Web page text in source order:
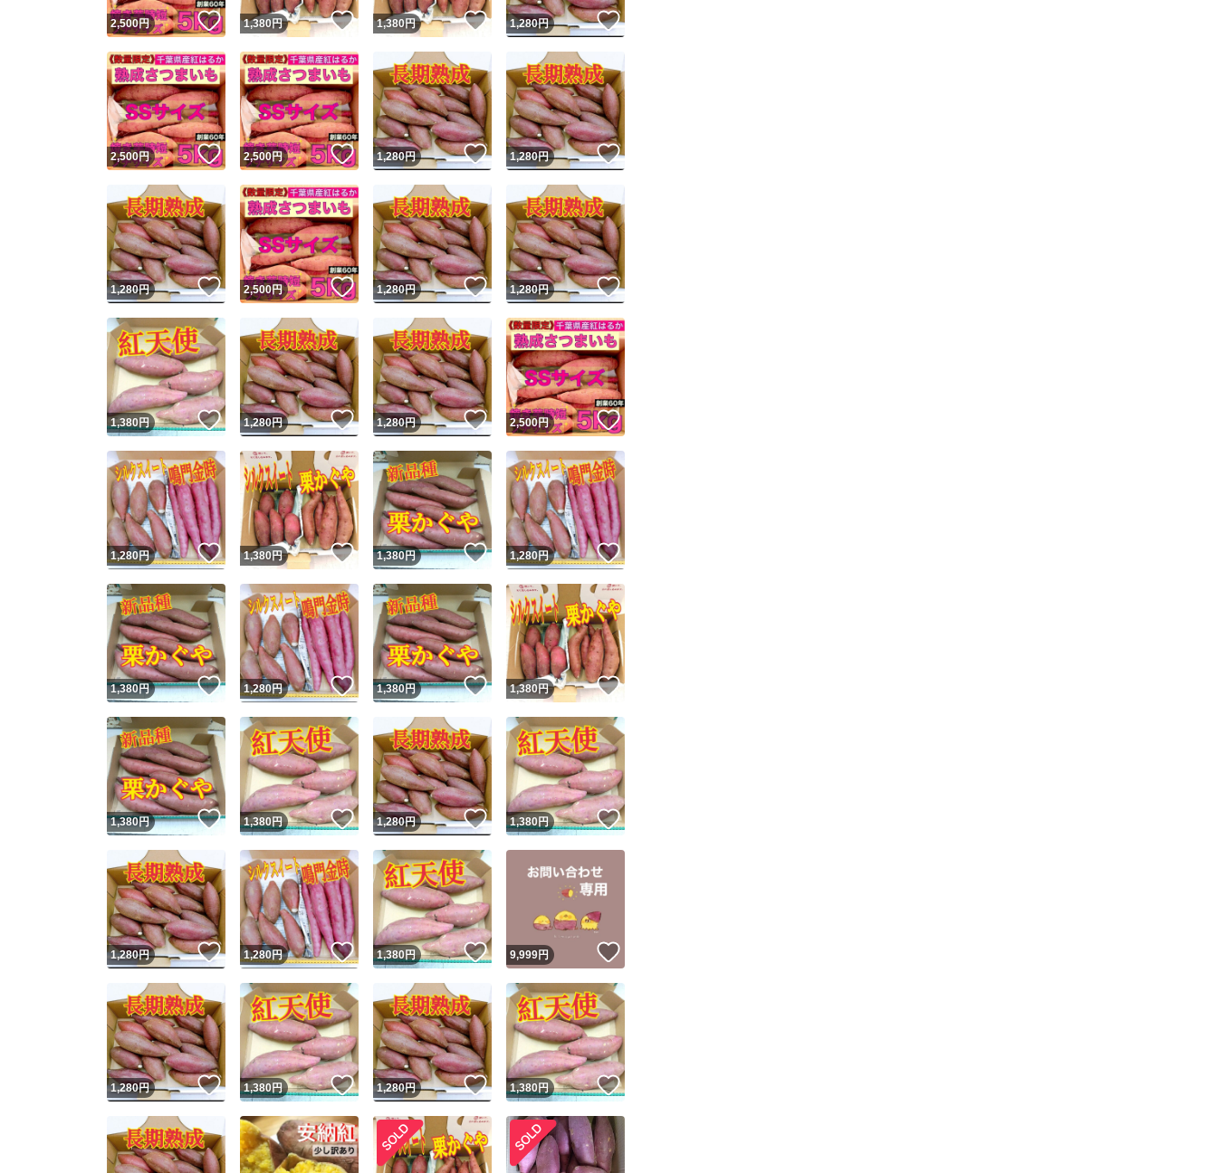
他フリマ実績◯+ このユーザーは他フリマサービスでの取引実績があります
スピード&安心発送
※このバッジは実績に基づく表示であり、発送を保証しているものではありません
スピード＆安心発送
このユーザーは高頻度で24時間以内＆設定した発送日数内に発送してい
ます
スピード発送 このユーザーは高頻度で24時間以内に発送しています
安心発送 このユーザーは設定した発送日数内に発送しています
出品ページへ
キャンセル
2,500円 いいね！
1,380円 いいね！
1,380円 いいね！
1,280円 いいね！
2,500円 いいね！
2,500円 いいね！
1,280円 いいね！
1,280円 いいね！
1,280円 いいね！
2,500円 いいね！
1,280円 いいね！
1,280円 いいね！
1,380円 いいね！
1,280円 いいね！
1,280円 いいね！
2,500円 いいね！
1,280円 いいね！
1,380円 いいね！
1,380円 いいね！
1,280円 いいね！
1,380円 いいね！
1,280円 いいね！
1,380円 いいね！
1,380円 いいね！
1,380円 いいね！
1,380円 いいね！
1,280円 いいね！
1,380円 いいね！
1,280円 いいね！
1,280円 いいね！
1,380円 いいね！
9,999円
1,280円 いいね！
1,380円 いいね！
1,280円 いいね！
1,380円 いいね！